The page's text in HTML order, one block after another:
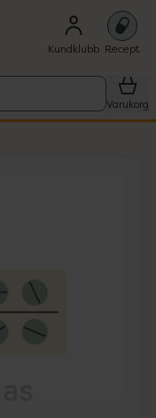
Kundklubb Recept
Varukorg